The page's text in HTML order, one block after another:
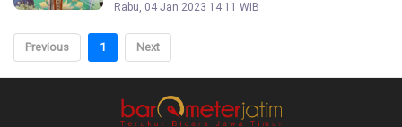
Rabu, 04 Jan 2023 14:11 WIB
Previous 1 Next